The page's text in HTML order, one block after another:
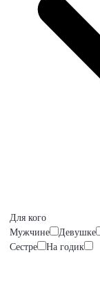
Для кого
Мужчине
Девушке
Сестре
На годик